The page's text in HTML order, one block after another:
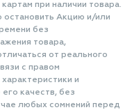
при наличии товара.
остановить Акцию и/или
без
товара,
от реального
с правом
и
качеств, без
любых сомнений перед